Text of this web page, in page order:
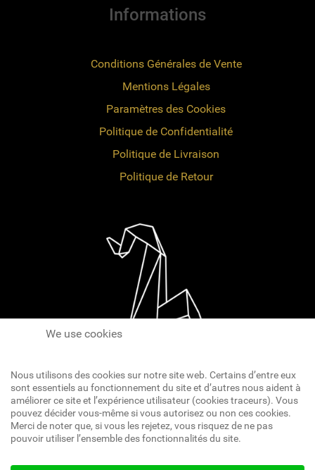
Informations
Conditions Générales de Vente
Mentions Légales
Paramètres des Cookies
Politique de Confidentialité
Politique de Livraison
Politique de Retour
Réseaux Sociaux
We use cookies
Nous utilisons des cookies sur notre site web. Certains d’entre eux
sont essentiels au fonctionnement du site et d’autres nous aident à
améliorer ce site et l’expérience utilisateur (cookies traceurs). Vous
pouvez décider vous-même si vous autorisez ou non ces cookies.
Merci de noter que, si vous les rejetez, vous risquez de ne pas
pouvoir utiliser l’ensemble des fonctionnalités du site.